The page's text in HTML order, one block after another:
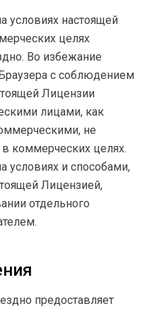
условиях настоящей
целях
Во избежание
с соблюдением
Лицензии
лицами, как
не
в коммерческих целях.
условиях и способами,
Лицензией,
отдельного
предоставляет